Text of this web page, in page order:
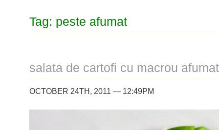
Tag: peste afumat
salata de cartofi cu macrou afumat
OCTOBER 24TH, 2011 — 12:49PM